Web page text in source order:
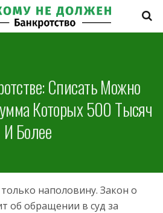
Списать Можно
Которых 500 Тысяч
И Более
наполовину. Закон о
об обращении в суд за